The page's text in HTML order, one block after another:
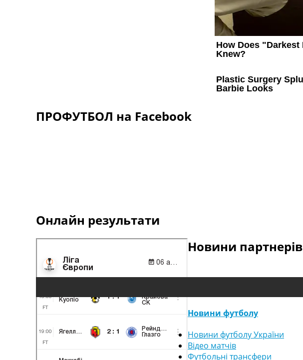
ПРОФУТБОЛ на Facebook
Онлайн результати
Новини партнерів
Новини футболу
Новини футболу України
Відео матчів
Футбольні трансфери